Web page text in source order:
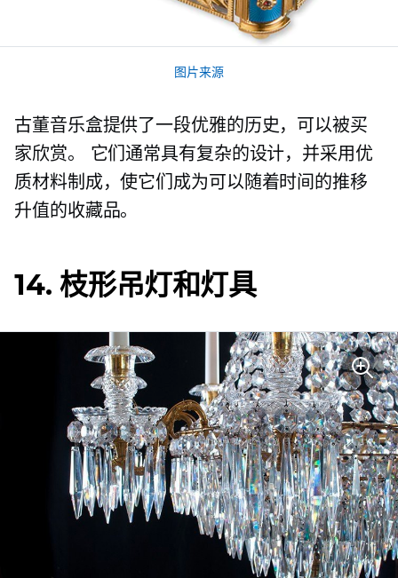
图片来源
古董音乐盒提供了一段优雅的历史，可以被买
家欣赏。 它们通常具有复杂的设计，并采用优
质材料制成，使它们成为可以随着时间的推移
升值的收藏品。
14. 枝形吊灯和灯具